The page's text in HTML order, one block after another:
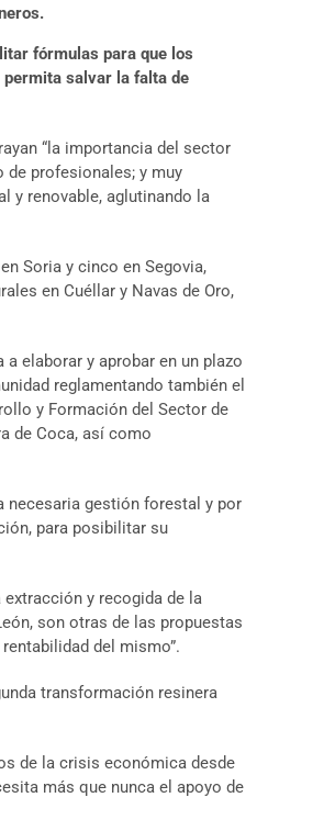
fórmulas para que los
permita salvar la falta de
“la importancia del sector
de profesionales; y muy
y renovable, aglutinando la
Soria y cinco en Segovia,
en Cuéllar y Navas de Oro,
elaborar y aprobar en un plazo
reglamentando también el
y Formación del Sector de
de Coca, así como
necesaria gestión forestal y por
para posibilitar su
y recogida de la
son otras de las propuestas
del mismo”.
transformación resinera
de la crisis económica desde
más que nunca el apoyo de